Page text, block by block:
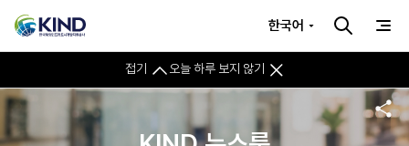
접기 오늘 하루 보지 않기
한국어